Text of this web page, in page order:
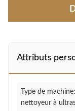
Attributs
Type de machine:
nettoyeur à